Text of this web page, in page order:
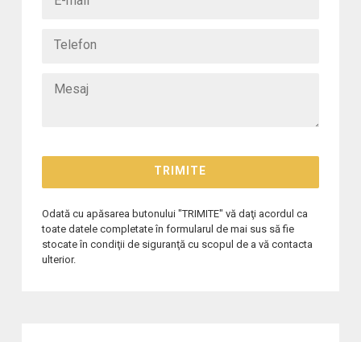
Odată cu apăsarea butonului "TRIMITE" vă daţi acordul ca
toate datele completate în formularul de mai sus să fie
stocate în condiţii de siguranţă cu scopul de a vă contacta
ulterior.